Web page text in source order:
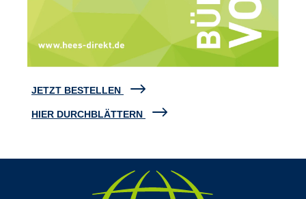
JETZT BESTELLEN
HIER DURCHBLÄTTERN